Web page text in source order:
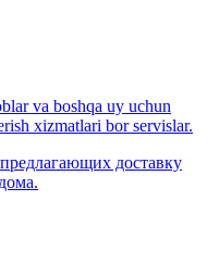
va boshqa uy uchun
xizmatlari bor servislar.
доставку